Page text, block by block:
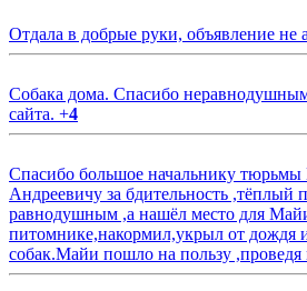
Отдала в добрые руки, объявление не
Собака дома. Спасибо
сайта. +4
Спасибо большое начальнику
Андреевичу за бдительность ,тёплый
равнодушным ,а нашёл место для
питомнике,накормил,укрыл от дождя
собак.Майи пошло на пользу ,проведя